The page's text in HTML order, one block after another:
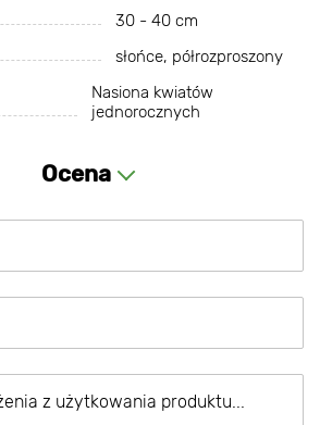
30 - 40 cm
słońce, półrozproszony
Nasiona kwiatów
jednorocznych
Ocena